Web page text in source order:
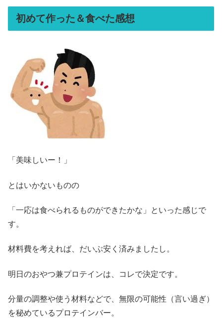
初めて作った＆食べた感想
「美味しいー！」
とはいかないものの
「一応は食べられるものができたかな」といった感じで
す。
材料費を考えれば、だいぶ安く済みましたし。
明日のおやつ兼プロテインは、コレで決定です。
分量の調整や使う材料などで、無限の可能性（言い過ぎ）
を秘めているプロテインバー。